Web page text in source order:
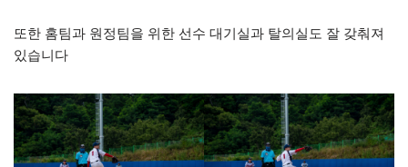
또한 홈팀과 원정팀을 위한 선수 대기실과 탈의실도 잘 갖춰져
있습니다